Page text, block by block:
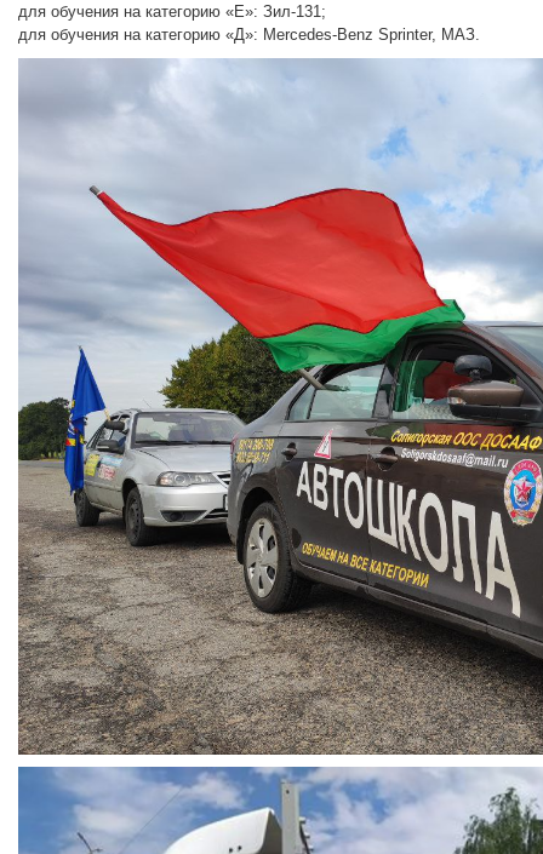
для обучения на категорию «Е»: Зил-131;
для обучения на категорию «Д»: Mercedes-Benz Sprinter, МАЗ.